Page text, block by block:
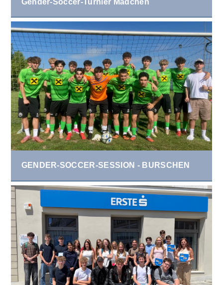
GENDER-SOCCER-SESSION - BURSCHEN